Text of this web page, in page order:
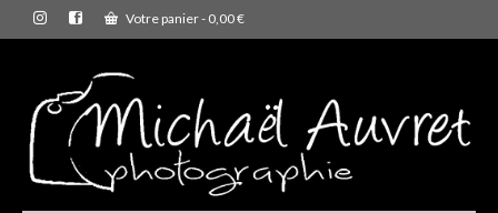
Votre panier- 0,00€